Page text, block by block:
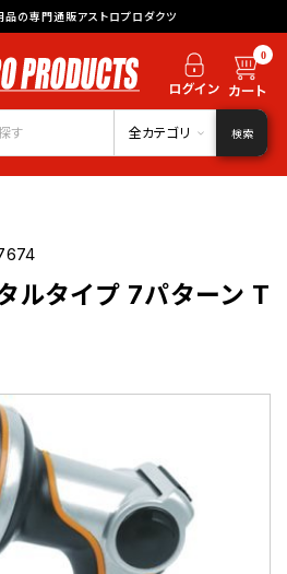
品の専門通販アストロプロダクツ
0
全カテゴリ 検索
ルタイプ 7パターン T